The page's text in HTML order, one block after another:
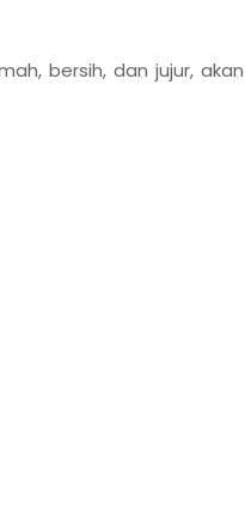
bersih, dan jujur, akan